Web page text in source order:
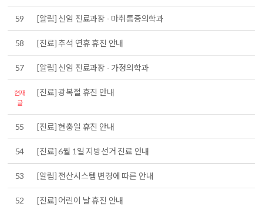
59 [알림] 신임 진료과장 - 마취통증의학과
58 [진료] 추석 연휴 휴진 안내
57 [알림] 신임 진료과장 - 가정의학과
현재
글
[진료] 광복절 휴진 안내
55 [진료] 현충일 휴진 안내
54 [진료] 6월 1일 지방선거 진료 안내
53 [알림] 전산시스템 변경에 따른 안내
52 [진료] 어린이 날 휴진 안내